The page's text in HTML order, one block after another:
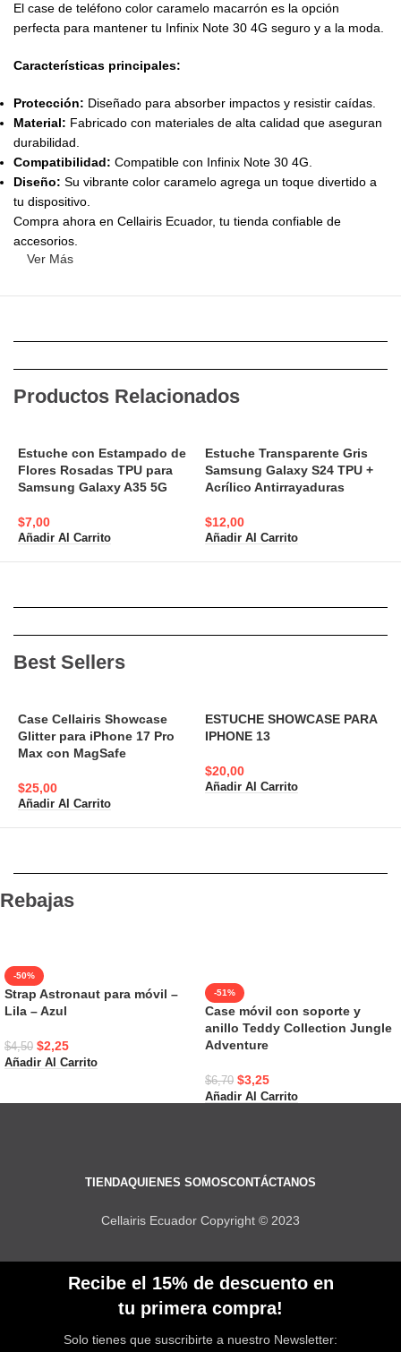
El case de teléfono color caramelo macarrón es la opción
perfecta para mantener tu Infinix Note 30 4G seguro y a la moda.
Características principales:
Protección: Diseñado para absorber impactos y resistir caídas.
Material: Fabricado con materiales de alta calidad que aseguran
durabilidad.
Compatibilidad: Compatible con Infinix Note 30 4G.
Diseño: Su vibrante color caramelo agrega un toque divertido a
tu dispositivo.
Compra ahora en Cellairis Ecuador, tu tienda confiable de
accesorios.
Ver Más
Productos Relacionados
Estuche con Estampado de
Flores Rosadas TPU para
Samsung Galaxy A35 5G
$7,00
Añadir Al Carrito
Estuche Transparente Gris
Samsung Galaxy S24 TPU +
Acrílico Antirrayaduras
$12,00
Añadir Al Carrito
Best Sellers
Case Cellairis Showcase
Glitter para iPhone 17 Pro
Max con MagSafe
$25,00
Añadir Al Carrito
ESTUCHE SHOWCASE PARA
IPHONE 13
$20,00
Añadir Al Carrito
Rebajas
-50%
Strap Astronaut para móvil –
Lila – Azul
$4,50 $2,25
Añadir Al Carrito
-51%
Case móvil con soporte y
anillo Teddy Collection Jungle
Adventure
$6,70 $3,25
Añadir Al Carrito
TIENDAQUIENES SOMOSCONTÁCTANOS
Cellairis Ecuador Copyright © 2023
Recibe el 15% de descuento en
tu primera compra!
Solo tienes que suscribirte a nuestro Newsletter: